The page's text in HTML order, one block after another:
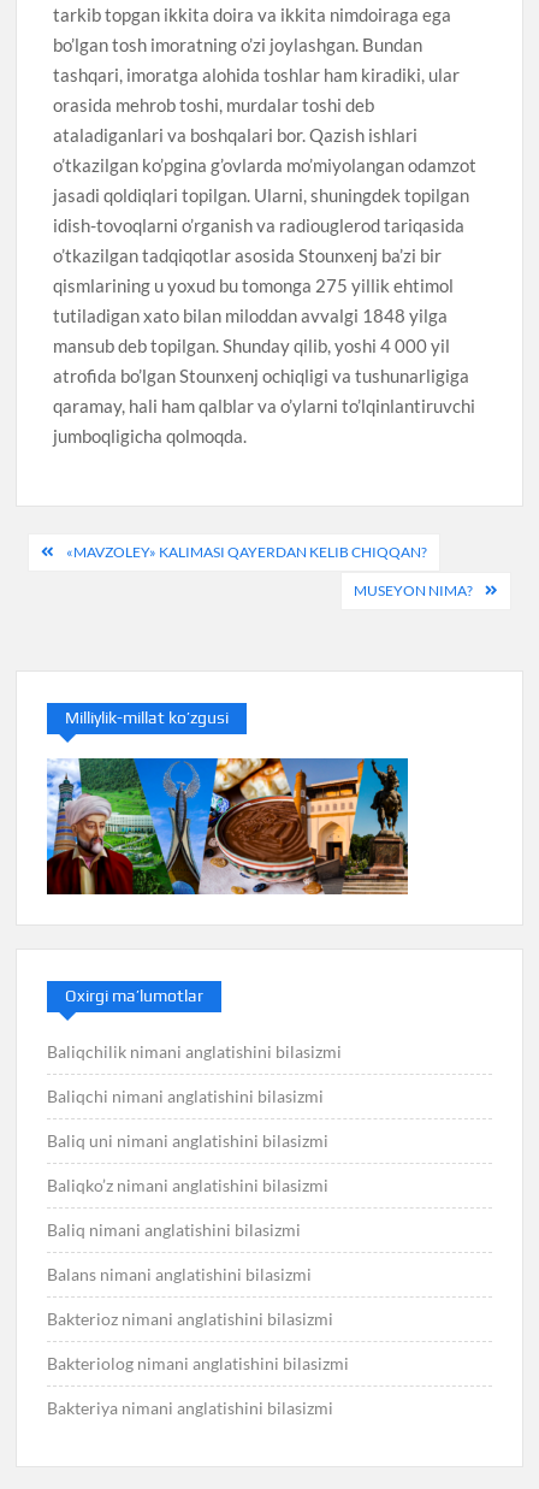
tarkib topgan ikkita doira va ikkita nimdoiraga ega
bo’lgan tosh imoratning o’zi joylashgan. Bundan
tashqari, imoratga alohida toshlar ham kiradiki, ular
orasida mehrob toshi, murdalar toshi deb
ataladiganlari va boshqalari bor. Qazish ishlari
o’tkazilgan ko’pgina g’ovlarda mo’miyolangan odamzot
jasadi qoldiqlari topilgan. Ularni, shuningdek topilgan
idish-tovoqlarni o’rganish va radiouglerod tariqasida
o’tkazilgan tadqiqotlar asosida Stounxenj ba’zi bir
qismlarining u yoxud bu tomonga 275 yillik ehtimol
tutiladigan xato bilan miloddan avvalgi 1848 yilga
mansub deb topilgan. Shunday qilib, yoshi 4 000 yil
atrofida bo’lgan Stounxenj ochiqligi va tushunarligiga
qaramay, hali ham qalblar va o’ylarni to’lqinlantiruvchi
jumboqligicha qolmoqda.
Post«MAVZOLEY» KALIMASI QAYERDAN KELIB CHIQQAN?
MUSEYON NIMA?
Milliylik-millat ko’zgusi
Oxirgi ma’lumotlar
Baliqchilik nimani anglatishini bilasizmi
Baliqchi nimani anglatishini bilasizmi
Baliq uni nimani anglatishini bilasizmi
Baliqko’z nimani anglatishini bilasizmi
Baliq nimani anglatishini bilasizmi
Balans nimani anglatishini bilasizmi
Bakterioz nimani anglatishini bilasizmi
Bakteriolog nimani anglatishini bilasizmi
Bakteriya nimani anglatishini bilasizmi